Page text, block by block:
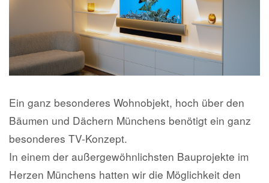
Ein ganz besonderes Wohnobjekt, hoch über den
Bäumen und Dächern Münchens benötigt ein ganz
besonderes TV-Konzept.
In einem der außergewöhnlichsten Bauprojekte im
Herzen Münchens hatten wir die Möglichkeit den